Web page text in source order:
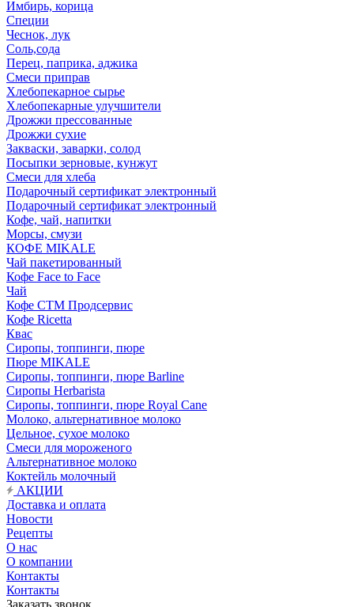
Имбирь, корица
Специи
Чеснок, лук
Соль,сода
Перец, паприка, аджика
Смеси приправ
Хлебопекарное сырье
Хлебопекарные улучшители
Дрожжи прессованные
Дрожжи сухие
Закваски, заварки, солод
Посыпки зерновые, кунжут
Смеси для хлеба
Подарочный сертификат электронный
Подарочный сертификат электронный
Кофе, чай, напитки
Морсы, смузи
КОФЕ MIKALE
Чай пакетированный
Кофе Face to Face
Чай
Кофе СТМ Продсервис
Кофе Ricetta
Квас
Сиропы, топпинги, пюре
Пюре MIKALE
Сиропы, топпинги, пюре Barline
Сиропы Herbarista
Сиропы, топпинги, пюре Royal Cane
Молоко, альтернативное молоко
Цельное, сухое молоко
Смеси для мороженого
Альтернативное молоко
Коктейль молочный
АКЦИИ
Доставка и оплата
Новости
Рецепты
О нас
О компании
Контакты
Контакты
Заказать звонок